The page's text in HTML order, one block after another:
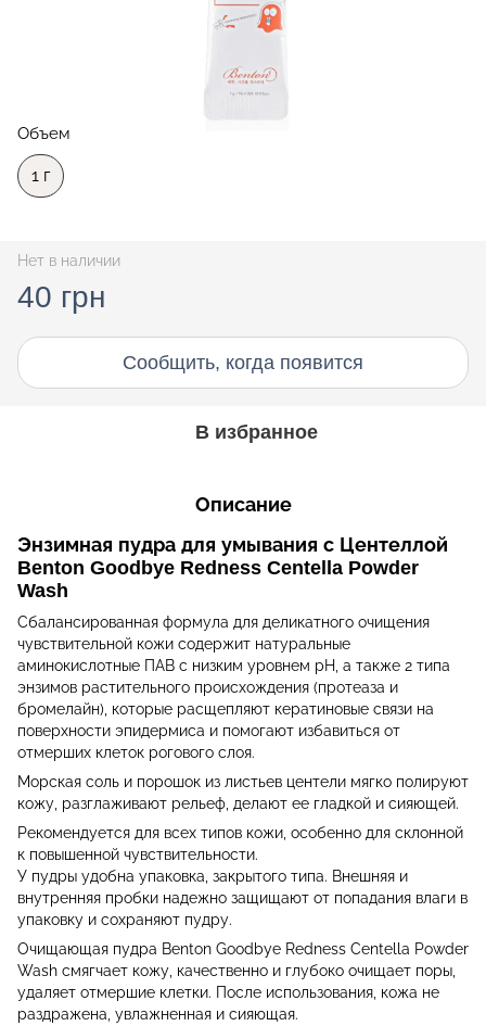
Объем
1 г
Нет в наличии
40 грн
Сообщить, когда появится
В избранное
Описание
Энзимная пудра для умывания с Центеллой
Benton Goodbye Redness Centella Powder
Wash
Сбалансированная формула для деликатного очищения
чувствительной кожи содержит натуральные
аминокислотные ПАВ с низким уровнем pH, а также 2 типа
энзимов растительного происхождения (протеаза и
бромелайн), которые расщепляют кератиновые связи на
поверхности эпидермиса и помогают избавиться от
отмерших клеток рогового слоя.
Морская соль и порошок из листьев центели мягко полируют
кожу, разглаживают рельеф, делают ее гладкой и сияющей.
Рекомендуется для всех типов кожи, особенно для склонной
к повышенной чувствительности.
У пудры удобна упаковка, закрытого типа. Внешняя и
внутренняя пробки надежно защищают от попадания влаги в
упаковку и сохраняют пудру.
Очищающая пудра Benton Goodbye Redness Centella Powder
Wash смягчает кожу, качественно и глубоко очищает поры,
удаляет отмершие клетки. После использования, кожа не
раздражена, увлажненная и сияющая.